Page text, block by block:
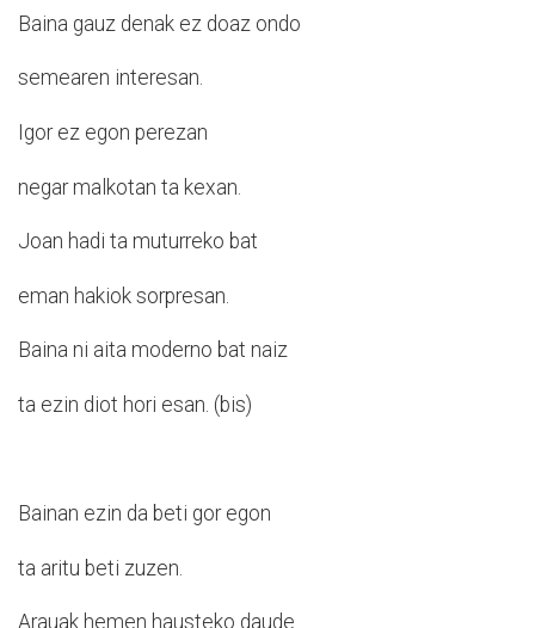
Baina gauz denak ez doaz ondo
semearen interesan.
Igor ez egon perezan
negar malkotan ta kexan.
Joan hadi ta muturreko bat
eman hakiok sorpresan.
Baina ni aita moderno bat naiz
ta ezin diot hori esan. (bis)
Bainan ezin da beti gor egon
ta aritu beti zuzen.
Arauak hemen hausteko daude